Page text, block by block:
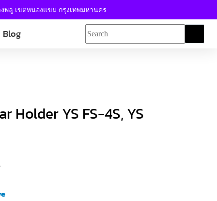
งพลู เขตหนองแขม กรุงเทพมหานคร
Blog
Holder YS FS-4S, YS